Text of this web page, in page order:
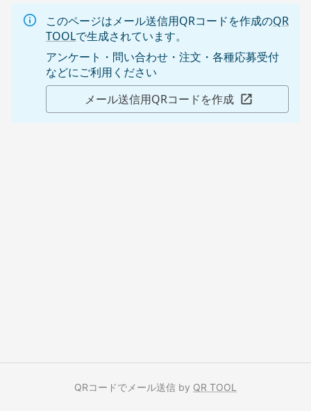
このページはメール送信用QRコードを作成のQR
TOOLで生成されています。
アンケート・問い合わせ・注文・各種応募受付
などにご利用ください
メール送信用QRコードを作成
QRコードでメール送信 by QR TOOL